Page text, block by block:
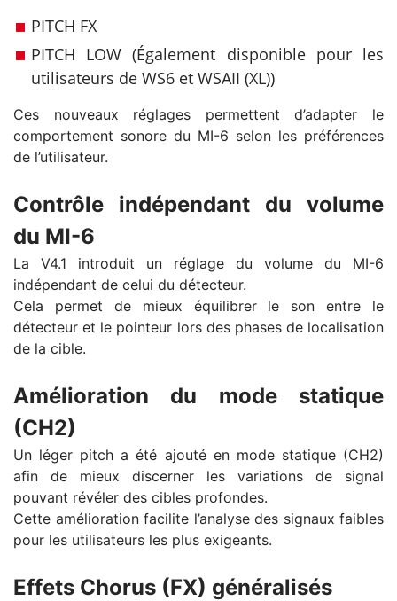
PITCH FX
PITCH LOW (Également disponible pour les
utilisateurs de WS6 et WSAII (XL))
Ces nouveaux réglages permettent d’adapter le
comportement sonore du MI-6 selon les préférences
de l’utilisateur.
Contrôle indépendant du volume
du MI-6
La V4.1 introduit un réglage du volume du MI-6
indépendant de celui du détecteur.
Cela permet de mieux équilibrer le son entre le
détecteur et le pointeur lors des phases de localisation
de la cible.
Amélioration du mode statique
(CH2)
Un léger pitch a été ajouté en mode statique (CH2)
afin de mieux discerner les variations de signal
pouvant révéler des cibles profondes.
Cette amélioration facilite l’analyse des signaux faibles
pour les utilisateurs les plus exigeants.
Effets Chorus (FX) généralisés